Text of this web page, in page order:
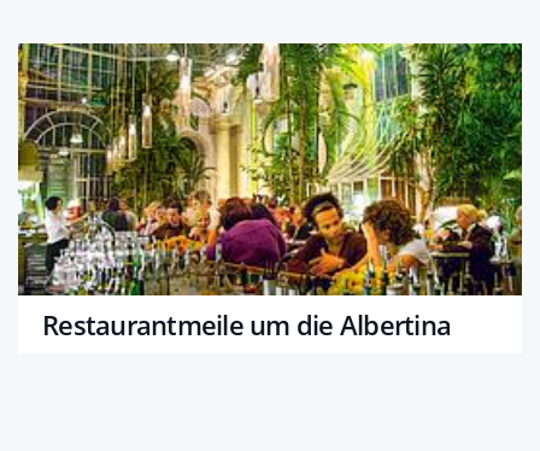
Restaurantmeile um die Albertina